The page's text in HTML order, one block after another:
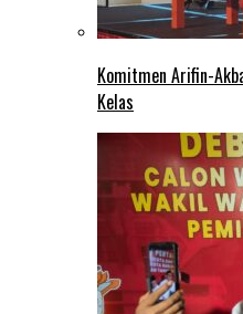
Komitmen Arifin-
Kelas